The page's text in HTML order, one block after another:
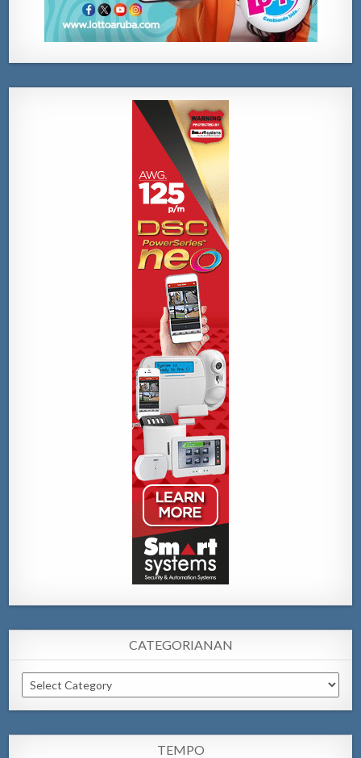
CATEGORIANAN
Categorianan
TEMPO